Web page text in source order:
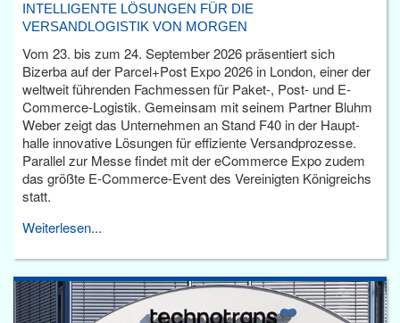
INTELLIGENTE LÖSUNGEN FÜR DIE
VERSANDLOGISTIK VON MORGEN
Vom 23. bis zum 24. September 2026 präsentiert sich
Bizerba auf der Parcel+Post Expo 2026 in London, einer der
weltweit führenden Fachmessen für Paket-, Post- und E-
Commerce-Logistik. Gemeinsam mit seinem Partner Bluhm
Weber zeigt das Unternehmen an Stand F40 in der Haupt­
halle innovative Lösungen für effiziente Versandprozesse.
Parallel zur Messe findet mit der eCommerce Expo zudem
das größte E-Commerce-Event des Vereinigten Königreichs
statt.
Weiterlesen...